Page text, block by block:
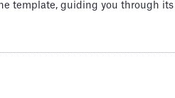
template, guiding you through